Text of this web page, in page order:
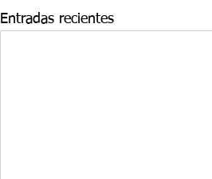
Entradas recientes